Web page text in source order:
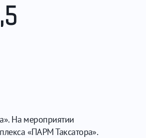
На мероприятии
«ПАРМ Таксатора».